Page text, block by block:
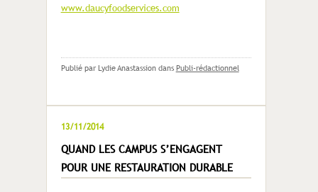
www.daucyfoodservices.com
Publié par Lydie Anastassion dans Publi-rédactionnel
13/11/2014
QUAND LES CAMPUS S’ENGAGENT
POUR UNE RESTAURATION DURABLE